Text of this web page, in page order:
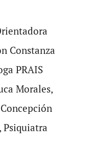
Constanza
PRAIS
Morales,
Psiquiatra